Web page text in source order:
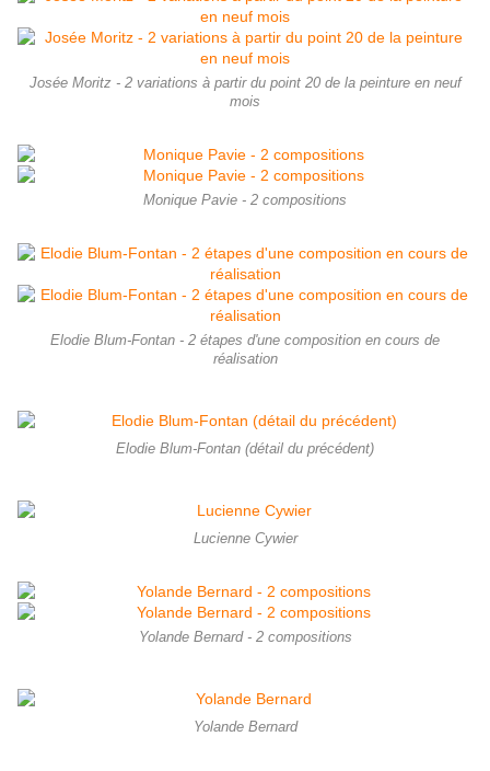
Josée Moritz - 2 variations à partir du point 20 de la peinture en neuf
mois
Monique Pavie - 2 compositions
Elodie Blum-Fontan - 2 étapes d'une composition en cours de
réalisation
Elodie Blum-Fontan (détail du précédent)
Lucienne Cywier
Yolande Bernard - 2 compositions
Yolande Bernard